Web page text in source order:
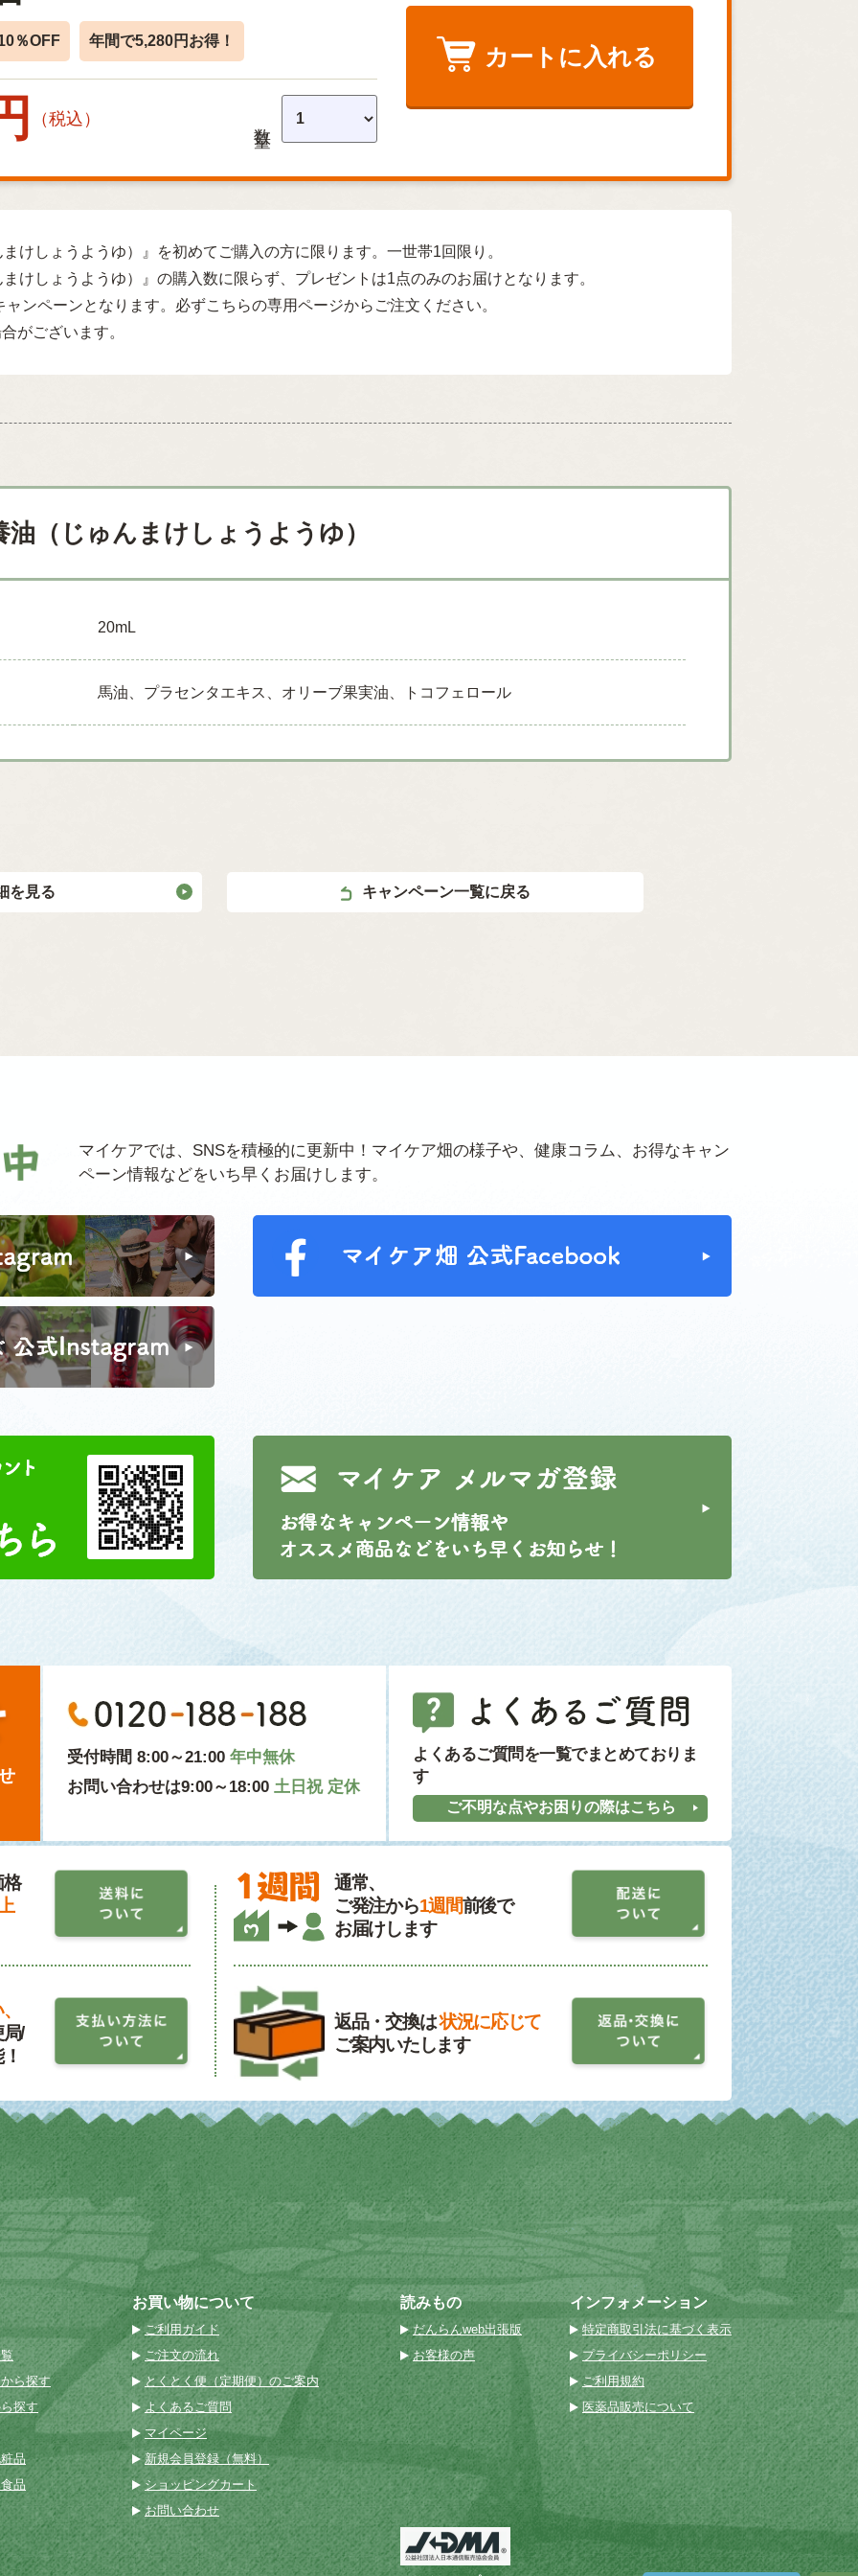
％OFF 年間で5,280円お得！
（税込）
カートに入れる
けしょうようゆ）』を初めてご購入の方に限ります。一世帯1回限り。
けしょうようゆ）』の購入数に限らず、プレゼントは1点のみのお届けとなります。
ンペーンとなります。必ずこちらの専用ページからご注文ください。
がございます。
（じゅんまけしょうようゆ）
20mL
馬油、プラセンタエキス、オリーブ果実油、トコフェロール
を見る キャンペーン一覧に戻る
マイケアでは、SNSを積極的に更新中！マイケア畑の様子や、健康コラム、お得なキャン
ペーン情報などをいち早くお届けします。
受付時間 8:00～21:00 年中無休
お問い合わせは9:00～18:00 土日祝 定休
よくあるご質問を一覧でまとめておりま
す
ご不明な点やお困りの際はこちら
格
通常、
ご発注から1週間前後で
お届けします
/
返品・交換は状況に応じて
ご案内いたします
ら探す
探す
品
品
お買い物について
ご利用ガイド
ご注文の流れ
とくとく便（定期便）のご案内
よくあるご質問
マイページ
新規会員登録（無料）
ショッピングカート
お問い合わせ
読みもの
だんらんweb出張版
お客様の声
インフォメーション
特定商取引法に基づく表示
プライバシーポリシー
ご利用規約
医薬品販売について